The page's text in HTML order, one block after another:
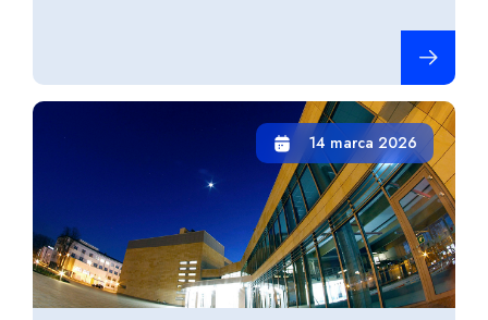
14 marca 2026